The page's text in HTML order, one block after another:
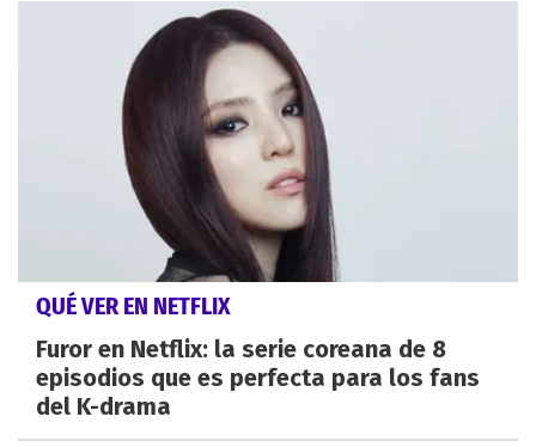
QUÉ VER EN NETFLIX
Furor en Netflix: la serie coreana de 8
episodios que es perfecta para los fans
del K-drama